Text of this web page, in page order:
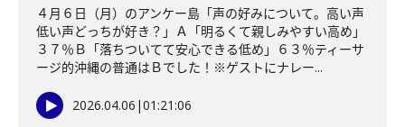
４月６日（月）のアンケー島「声の好みについて。高い声
低い声どっちが好き？」Ａ「明るくて親しみやすい高め」
３７％Ｂ「落ちついてて安心できる低め」６３％ティーサ
ージ的沖縄の普通はＢでした！※ゲストにナレー...
2026.04.06 |01:21:06